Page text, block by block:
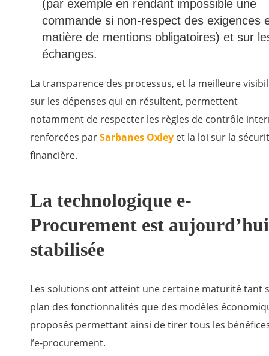
(par exemple en rendant impossible une
commande si non-respect des exigences
matière de mentions obligatoires) et sur
échanges.
La transparence des processus, et la meilleure
sur les dépenses qui en résultent, permettent
notamment de respecter les règles de contrôle
renforcées parSarbanes Oxley et la loi sur la
financière.
La technologique e-
Procurement est aujourd’hui
stabilisée
Les solutions ont atteint une certaine maturité tant
plan des fonctionnalités que des modèles
proposés permettant ainsi de tirer tous les
l’e-procurement.